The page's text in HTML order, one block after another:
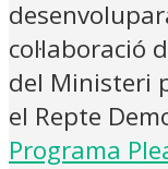
col·laboració
del Ministeri
el Repte
Programa